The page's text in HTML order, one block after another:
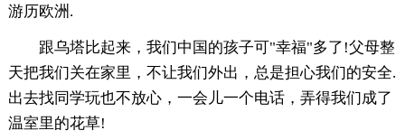
游历欧洲.
跟乌塔比起来，我们中国的孩子可"幸福"多了!父母整
天把我们关在家里，不让我们外出，总是担心我们的安全.
出去找同学玩也不放心，一会儿一个电话，弄得我们成了
温室里的花草!